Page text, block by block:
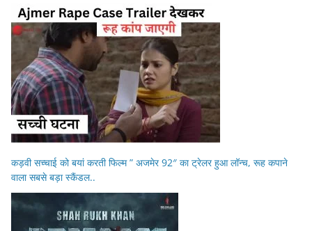
कड़वी सच्चाई को बयां करती फिल्म ” अजमेर 92″ का ट्रेलर हुआ लॉन्च, रूह कपाने
वाला सबसे बड़ा स्कैंडल..